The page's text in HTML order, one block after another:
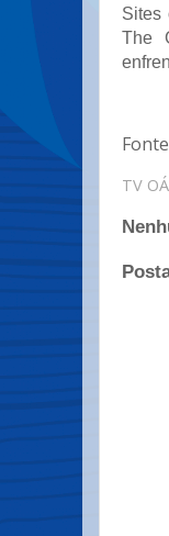
Sites
The
TV